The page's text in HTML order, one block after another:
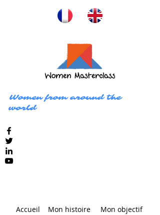
Women from around the
world
Accueil Mon histoire Mon objectif